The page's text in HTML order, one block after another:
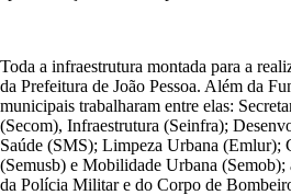
Toda a infraestrutura montada para a
da Prefeitura de João Pessoa. Além da
municipais trabalharam entre elas:
(Secom), Infraestrutura (Seinfra);
Saúde (SMS); Limpeza Urbana (Emlur);
(Semusb) e Mobilidade Urbana (Semob);
da Polícia Militar e do Corpo de